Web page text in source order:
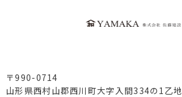
〒990-0714
山形県西村山郡西川町大字入間334の1乙地